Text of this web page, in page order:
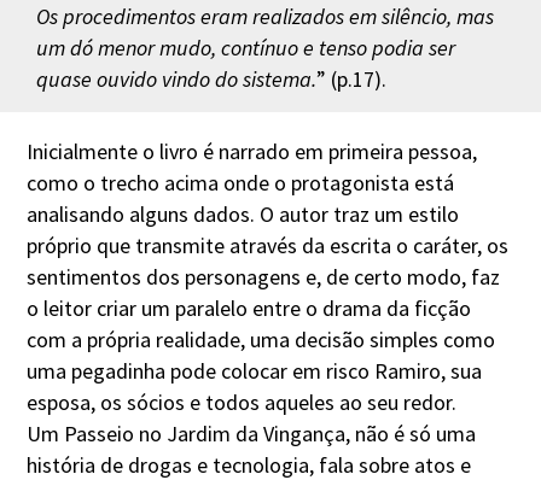
Os procedimentos eram realizados em silêncio, mas
um dó menor mudo, contínuo e tenso podia ser
quase ouvido vindo do sistema.” (p.17).
Inicialmente o livro é narrado em primeira pessoa,
como o trecho acima onde o protagonista está
analisando alguns dados. O autor traz um estilo
próprio que transmite através da escrita o caráter, os
sentimentos dos personagens e, de certo modo, faz
o leitor criar um paralelo entre o drama da ficção
com a própria realidade, uma decisão simples como
uma pegadinha pode colocar em risco Ramiro, sua
esposa, os sócios e todos aqueles ao seu redor.
Um Passeio no Jardim da Vingança, não é só uma
história de drogas e tecnologia, fala sobre atos e